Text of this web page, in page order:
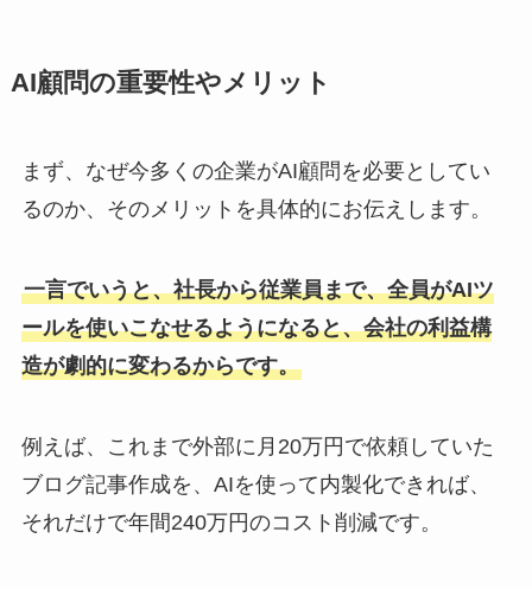
AI顧問の重要性やメリット
まず、なぜ今多くの企業がAI顧問を必要としてい
るのか、そのメリットを具体的にお伝えします。
一言でいうと、社長から従業員まで、全員がAIツ
ールを使いこなせるようになると、会社の利益構
造が劇的に変わるからです。
例えば、これまで外部に月20万円で依頼していた
ブログ記事作成を、AIを使って内製化できれば、
それだけで年間240万円のコスト削減です。